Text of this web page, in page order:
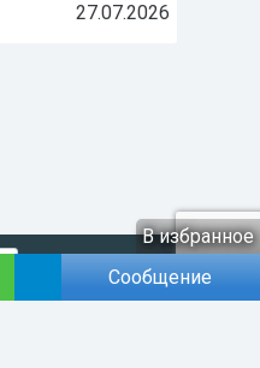
В избранное
27.07.2026
Сообщение